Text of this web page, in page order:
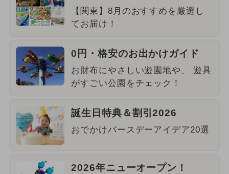
【関東】8月のおすすめを厳選し
てお届け！
0円・格安のお出かけガイド
お財布にやさしい遊園地や、 遊具
がすごい公園をチェック！
誕生日特典＆割引2026
おでかけバースデーアイデア20選
2026年ニューオープン！